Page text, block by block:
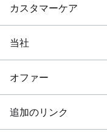
カスタマーケア
当社
オファー
追加のリンク